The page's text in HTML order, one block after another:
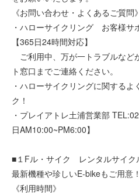
《お問い合わせ・よくあるご質問》
・ハローサイクリング お客様
【365日24時間対応】
ご利用中、万が一トラブルなど
ト窓口までご連絡ください。
・ハローサイクリングに関するよ
ク！
・プレイアトレ土浦営業部
日AM10:00~PM6:00】
■１Fル・サイク レンタルサイク
最新機種や珍しいE-bikeもご用意！
《利用時間》